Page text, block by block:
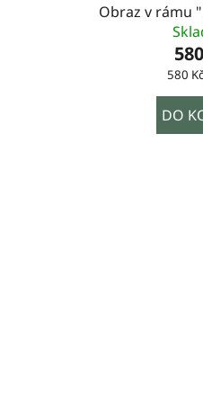
Obraz v rámu
Měrná
580
DO